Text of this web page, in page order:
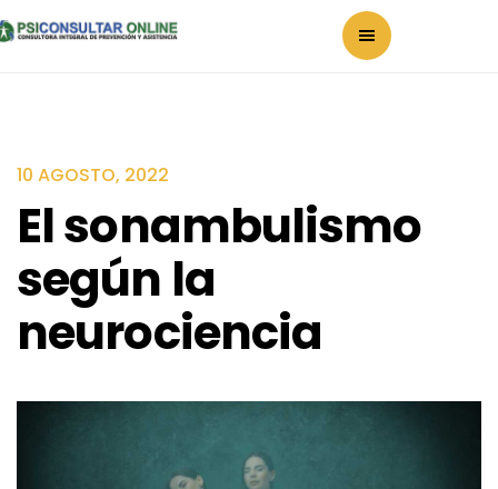
10 AGOSTO, 2022
El sonambulismo
según la
neurociencia